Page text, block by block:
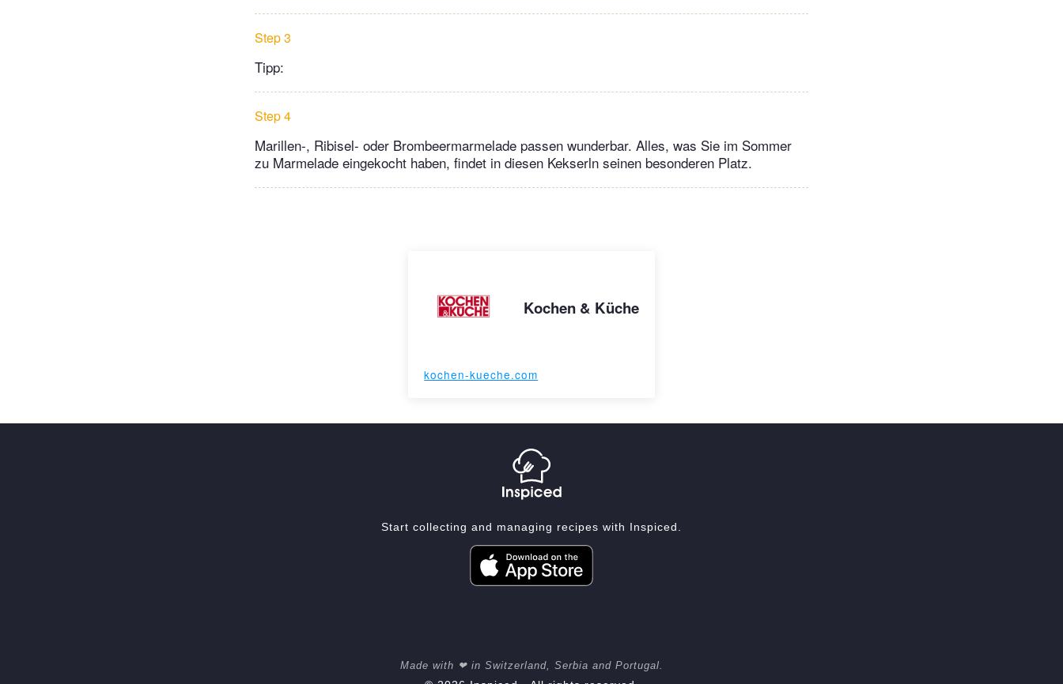
Step 3
Tipp:
Step 4
Marillen-, Ribisel- oder Brombeermarmelade passen wunderbar. Alles, was Sie im Sommer
zu Marmelade eingekocht haben, findet in diesen Kekserln seinen besonderen Platz.
Kochen & Küche
kochen-kueche.com
Start collecting and managing recipes with Inspiced.
Made with ❤ in Switzerland, Serbia and Portugal.